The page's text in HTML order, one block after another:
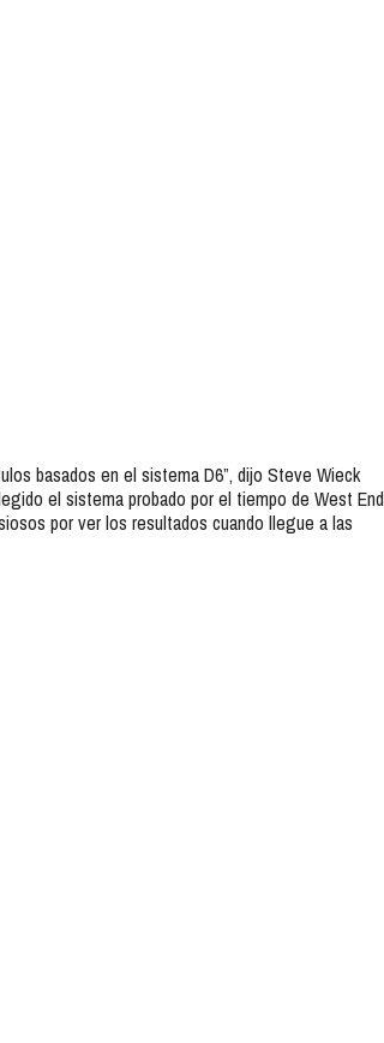
basados ​​en el sistema D6”, dijo Steve Wieck
el sistema probado por el tiempo de West End
por ver los resultados cuando llegue a las